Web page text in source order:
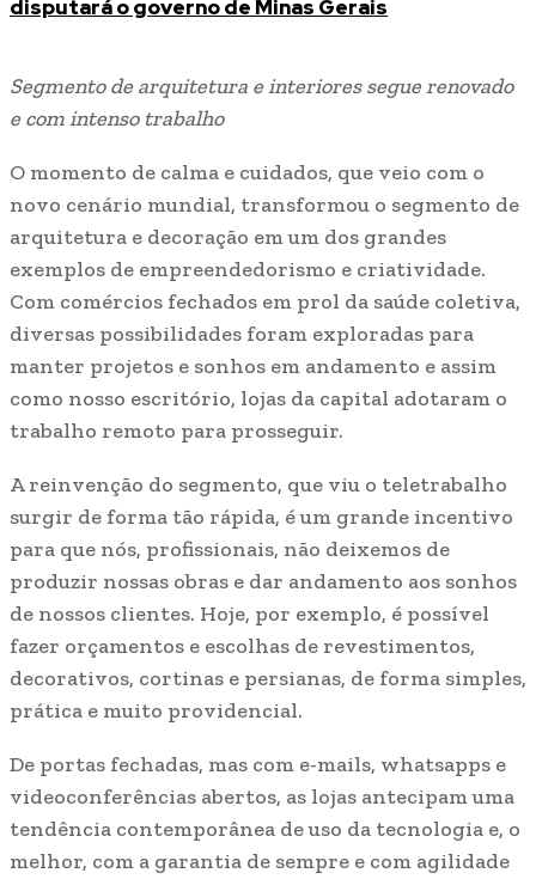
disputará o governo de Minas Gerais
Segmento de arquitetura e interiores segue renovado
e com intenso trabalho
O momento de calma e cuidados, que veio com o
novo cenário mundial, transformou o segmento de
arquitetura e decoração em um dos grandes
exemplos de empreendedorismo e criatividade.
Com comércios fechados em prol da saúde coletiva,
diversas possibilidades foram exploradas para
manter projetos e sonhos em andamento e assim
como nosso escritório, lojas da capital adotaram o
trabalho remoto para prosseguir.
A reinvenção do segmento, que viu o teletrabalho
surgir de forma tão rápida, é um grande incentivo
para que nós, profissionais, não deixemos de
produzir nossas obras e dar andamento aos sonhos
de nossos clientes. Hoje, por exemplo, é possível
fazer orçamentos e escolhas de revestimentos,
decorativos, cortinas e persianas, de forma simples,
prática e muito providencial.
De portas fechadas, mas com e-mails, whatsapps e
videoconferências abertos, as lojas antecipam uma
tendência contemporânea de uso da tecnologia e, o
melhor, com a garantia de sempre e com agilidade